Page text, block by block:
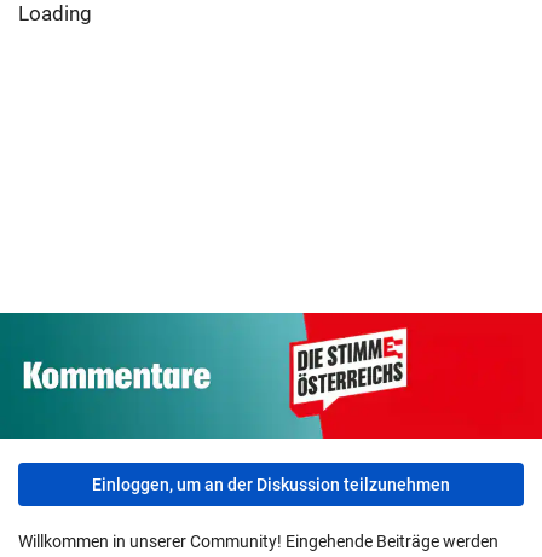
Loading
Einloggen, um an der Diskussion teilzunehmen
Willkommen in unserer Community! Eingehende Beiträge werden